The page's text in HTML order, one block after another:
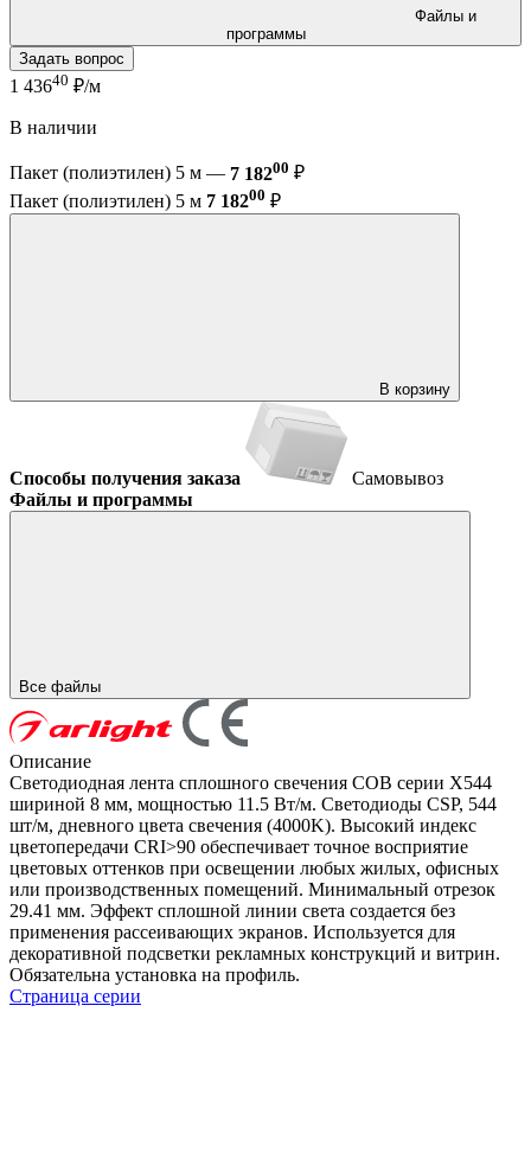
программы
Задать вопрос
1 43640 ₽/м
В наличии
Пакет (полиэтилен) 5 м — 7 18200 ₽
Пакет (полиэтилен) 5 м 7 18200 ₽
В корзину
Способы получения заказа
Самовывоз
Файлы и программы
Все файлы
Описание
Светодиодная лента сплошного свечения COB серии X544
шириной 8 мм, мощностью 11.5 Вт/м. Светодиоды CSP, 544
шт/м, дневного цвета свечения (4000K). Высокий индекс
цветопередачи CRI>90 обеспечивает точное восприятие
цветовых оттенков при освещении любых жилых, офисных
или производственных помещений. Минимальный отрезок
29.41 мм. Эффект сплошной линии света создается без
применения рассеивающих экранов. Используется для
декоративной подсветки рекламных конструкций и витрин.
Обязательна установка на профиль.
Страница серии